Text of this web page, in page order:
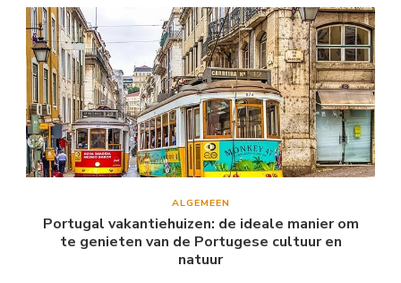
ALGEMEEN
Portugal vakantiehuizen: de ideale manier om
te genieten van de Portugese cultuur en
natuur